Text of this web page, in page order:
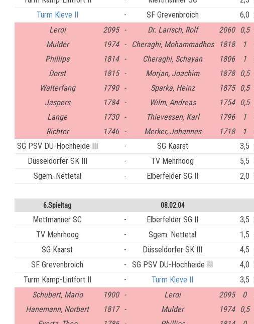
Turm Kleve II
- SF Grevenbroich 6,0
Leroi
2095 - Dr. Larisch, Rolf 2060 0,5
Mulder
1974 - Cheraghi, Mohammadhos 1818 1
Phillips
1814 - Cheraghi, Schayan 1806 1
Dorst
1815 - Morjan, Joachim 1878 0,5
Walterfang
1790 - Sparka, Heinz 1875 0,5
Jaspers
1784 - Wilm, Andreas 1754 0,5
Lange
1730 - Thievessen, Karl 1796 1
Richter
1746 - Merker, Johannes 1718 1
SG PSV DU-Hochheide III
- SG Kaarst 3,5
Düsseldorfer SK III
- TV Mehrhoog 5,5
Sgem. Nettetal
- Elberfelder SG II 2,0
6.Spieltag 08.02.04
Mettmanner SC - Elberfelder SG II 3,5
TV Mehrhoog
- Sgem. Nettetal 1,5
SG Kaarst
- Düsseldorfer SK III 4,5
SF Grevenbroich
- SG PSV DU-Hochheide III 4,0
Turm Kamp-Lintfort II
- Turm Kleve II 3,5
Schubert, Mario
1900 - Leroi 2095 0
Hanemann, Norbert
1817 - Mulder 1974 0,5